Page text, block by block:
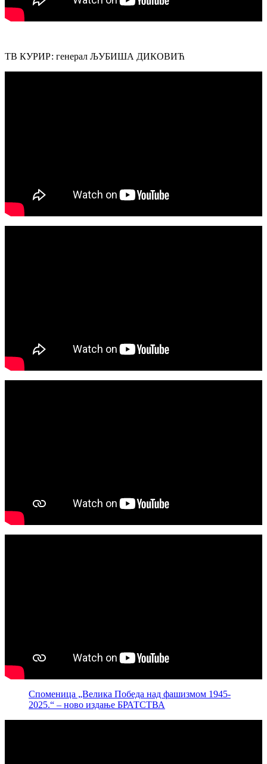
ТВ КУРИР: генерал ЉУБИША ДИКОВИЋ
Споменица „Велика Победа над фашизмом 1945-
2025.“ – ново издање БРАТСТВА